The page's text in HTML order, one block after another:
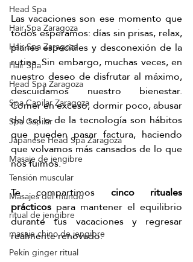
Head Spa
Hair Spa Zaragoza
Hair Spa Zaragoza
Hair Spa
Head Spa Zaragoza
Spa Capilar Zaragoza
Spa Capilar
Japanese Head Spa Zaragoza
Masaje de jengibre
Tensión muscular
Masajes del mundo
ritual de jengibre
masaje chino de jengibre
Pekín ginger ritual
Las vacaciones son ese momento que
todos esperamos: días sin prisas, relax,
planes especiales y desconexión de la
rutina. Sin embargo, muchas veces, en
nuestro deseo de disfrutar al máximo,
descuidamos nuestro bienestar.
Comer en exceso, dormir poco, abusar
del sol o de la tecnología son hábitos
que pueden pasar factura, haciendo
que volvamos más cansados de lo que
nos fuimos.
Te compartimos cinco rituales
prácticos para mantener el equilibrio
durante tus vacaciones y regresar
realmente renovado.